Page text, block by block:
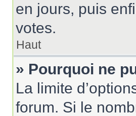
en jours, puis
votes.
Haut
» Pourquoi ne
La limite
forum. Si le